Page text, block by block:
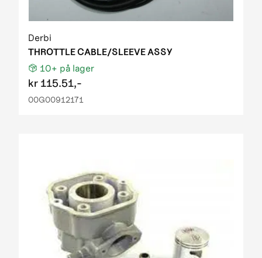
Derbi
THROTTLE CABLE/SLEEVE ASSY
10+ på lager
kr 115.51,-
00G00912171